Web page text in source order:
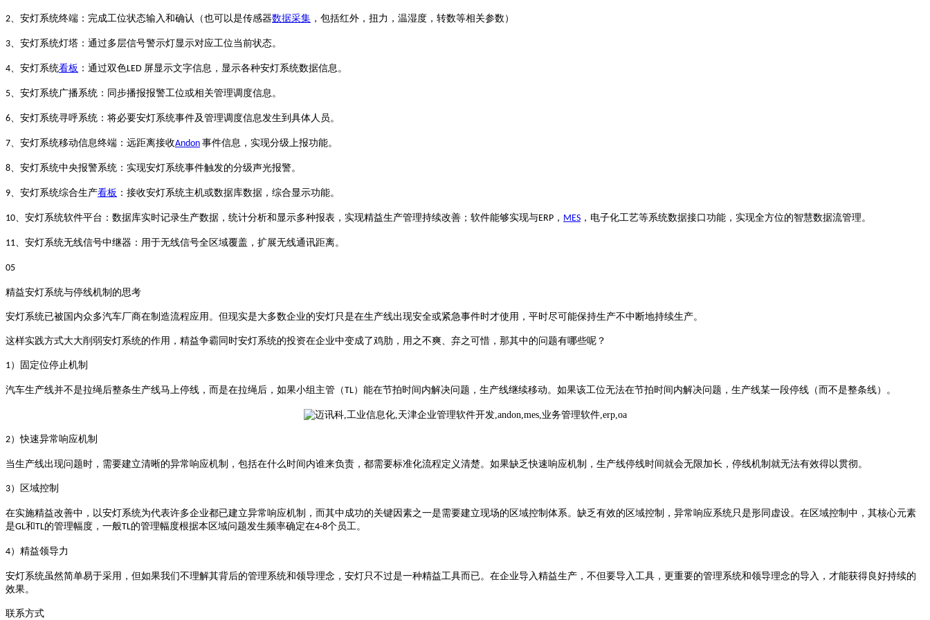
2、安灯系统终端：完成工位状态输入和确认（也可以是传感器数据采集 ，包括红外，扭力，温湿度，转数等相关参数）
3、安灯系统灯塔：通过多层信号警示灯显示对应工位当前状态。
4、安灯系统看板 ：通过双色LED 屏显示文字信息，显示各种安灯系统数据信息。
5、安灯系统广播系统：同步播报报警工位或相关管理调度信息。
6、安灯系统寻呼系统：将必要安灯系统事件及管理调度信息发生到具体人员。
7、安灯系统移动信息终端：远距离接收Andon 事件信息，实现分级上报功能。
8、安灯系统中央报警系统：实现安灯系统事件触发的分级声光报警。
9、安灯系统综合生产看板 ：接收安灯系统主机或数据库数据，综合显示功能。
10、安灯系统软件平台：数据库实时记录生产数据，统计分析和显示多种报表，实现精益生产管理持续改善；软件能够实现与ERP ， MES ，电子化工艺等系统数据接口功能，实现全方位的智慧数据流管理。
11、安灯系统无线信号中继器：用于无线信号全区域覆盖，扩展无线通讯距离。
05
精益安灯系统与停线机制的思考
安灯系统已被国内众多汽车厂商在制造流程应用。但现实是大多数企业的安灯只是在生产线出现安全或紧急事件时才使用，平时尽可能保持生产不中断地持续生产。
这样实践方式大大削弱安灯系统的作用，精益争霸同时安灯系统的投资在企业中变成了鸡肋，用之不爽、弃之可惜，那其中的问题有哪些呢？
1）固定位停止机制
汽车生产线并不是拉绳后整条生产线马上停线，而是在拉绳后，如果小组主管（TL）能在节拍时间内解决问题，生产线继续移动。如果该工位无法在节拍时间内解决问题，生产线某一段停线（而不是整条线）。
2）快速异常响应机制
当生产线出现问题时，需要建立清晰的异常响应机制，包括在什么时间内谁来负责，都需要标准化流程定义清楚。如果缺乏快速响应机制，生产线停线时间就会无限加长，停线机制就无法有效得以贯彻。
3）区域控制
在实施精益改善中，以安灯系统为代表许多企业都已建立异常响应机制，而其中成功的关键因素之一是需要建立现场的区域控制体系。缺乏有效的区域控制，异常响应系统只是形同虚设。在区域控制中，其核心元素
是GL和TL的管理幅度，一般TL的管理幅度根据本区域问题发生频率确定在4-8个员工。
4）精益领导力
安灯系统虽然简单易于采用，但如果我们不理解其背后的管理系统和领导理念，安灯只不过是一种精益工具而已。在企业导入精益生产，不但要导入工具，更重要的管理系统和领导理念的导入，才能获得良好持续的
效果。
联系方式